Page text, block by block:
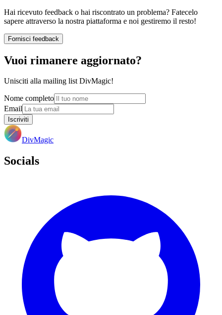
Hai ricevuto feedback o hai riscontrato un problema? Fatecelo
sapere attraverso la nostra piattaforma e noi gestiremo il resto!
Fornisci feedback
Vuoi rimanere aggiornato?
Unisciti alla mailing list DivMagic!
Nome completo
Email
Iscriviti
DivMagic
Socials